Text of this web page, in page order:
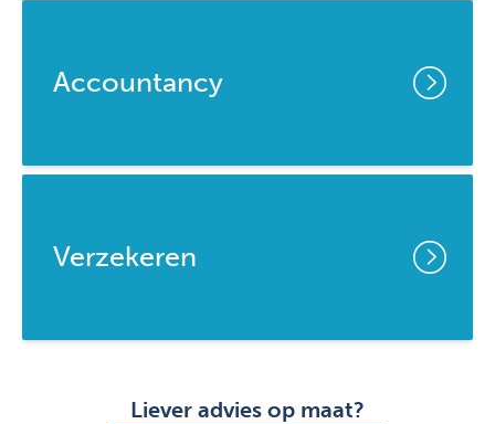
Accountancy
Verzekeren
Liever advies op maat?